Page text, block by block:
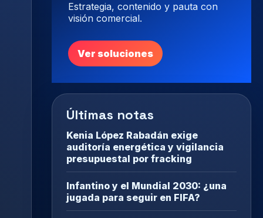
Estrategia, contenido y pauta con
visión comercial.
Ver soluciones
Últimas notas
Kenia López Rabadán exige
auditoría energética y vigilancia
presupuestal por fracking
Infantino y el Mundial 2030: ¿una
jugada para seguir en FIFA?